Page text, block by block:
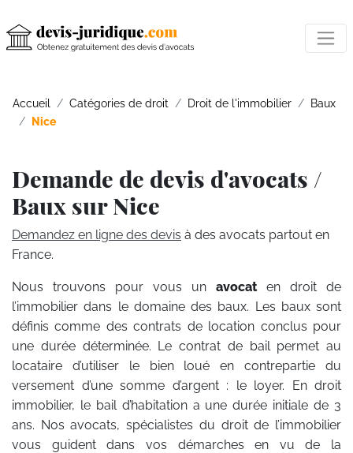
Accueil Catégories de droit Droit de l'immobilier
Baux
Nice
Demande de devis d'avocats /
Baux sur Nice
Demandez en ligne des devis à des avocats partout en
France.
Nous trouvons pour vous un avocat en droit de
l’immobilier dans le domaine des baux. Les baux sont
définis comme des contrats de location conclus pour
une durée déterminée. Le contrat de bail permet au
locataire d’utiliser le bien loué en contrepartie du
versement d’une somme d’argent : le loyer. En droit
immobilier, le bail d’habitation a une durée initiale de 3
ans. Nos avocats, spécialistes du droit de l’immobilier
vous guident dans vos démarches en vu de la